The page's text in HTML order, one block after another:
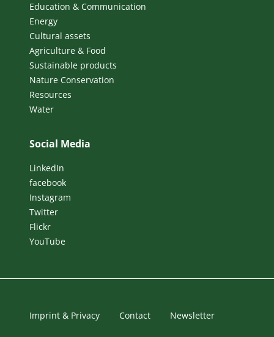
Education & Communication
Energy
Cultural assets
Agriculture & Food
Sustainable products
Nature Conservation
Resources
Water
Social Media
LinkedIn
facebook
Instagram
Twitter
Flickr
YouTube
Imprint & Privacy Contact Newsletter